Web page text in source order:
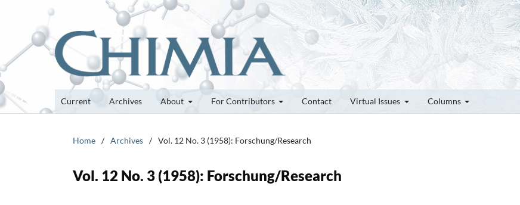
Current Archives About For Contributors Contact Virtual Issues Columns
Home / Archives / Vol. 12 No. 3 (1958): Forschung/Research
Vol. 12 No. 3 (1958): Forschung/Research